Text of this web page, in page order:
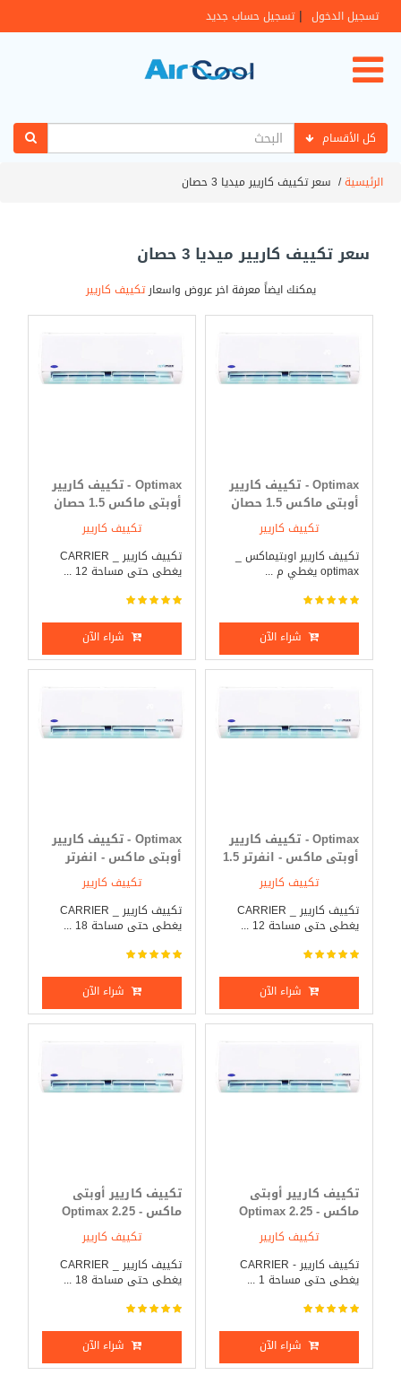
تسجيل الدخول | تسجيل حساب جديد
كل الأقسام
الرئيسية/ سعر تكييف كاريير ميديا 3 حصان
سعر تكييف كاريير ميديا 3 حصان
يمكنك ايضاً معرفة اخر عروض واسعارتكييف كاريير
Optimax - تكييف كاريير
أوبتى ماكس 1.5 حصان
بارد فقطتكييف كاريير
تكييف كاريير اوبتيماكس _
optimax يغطي م ...
شراء الآن
Optimax - تكييف كاريير
أوبتى ماكس 1.5 حصان
بارد _ ساخنتكييف كاريير
تكييف كاريير _ CARRIER
يغطى حتى مساحة 12 ...
شراء الآن
Optimax - تكييف كاريير
أوبتى ماكس - انفرتر 1.5
حصان بارد _ ساخن
تكييف كاريير
تكييف كاريير _ CARRIER
يغطى حتى مساحة 12 ...
شراء الآن
Optimax - تكييف كاريير
أوبتى ماكس - انفرتر
تكييف كاريير
تكييف كاريير _ CARRIER
يغطى حتى مساحة 18 ...
شراء الآن
تكييف كاريير أوبتى
ماكس - Optimax 2.25
حصان بارد فقط
تكييف كاريير
تكييف كاريير - CARRIER
يغطى حتى مساحة 1 ...
شراء الآن
تكييف كاريير أوبتى
ماكس - Optimax 2.25
حصان بارد _ ساخن
تكييف كاريير
تكييف كاريير _ CARRIER
يغطى حتى مساحة 18 ...
شراء الآن